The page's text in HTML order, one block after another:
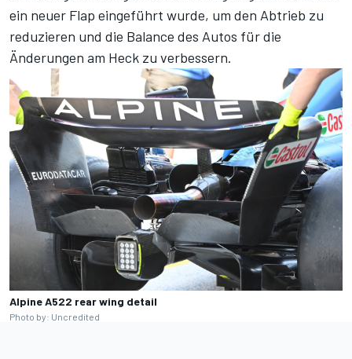
ein neuer Flap eingeführt wurde, um den Abtrieb zu
reduzieren und die Balance des Autos für die
Änderungen am Heck zu verbessern.
Alpine A522 rear wing detail
Photo by: Uncredited